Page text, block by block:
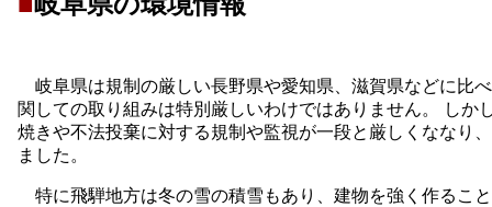
岐阜県は規制の厳しい長野県や愛知県、滋賀県などに比
関しての取り組みは特別厳しいわけではありません。 しか
焼きや不法投棄に対する規制や監視が一段と厳しくななり
ました。
特に飛騨地方は冬の雪の積雪もあり、建物を強く作るこ